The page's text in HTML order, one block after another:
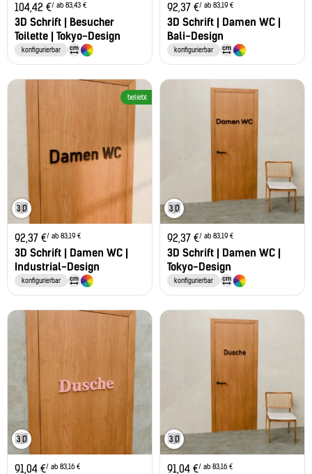
104,42 €/ ab 83,43 €
3D Schrift | Besucher
Toilette | Tokyo-Design
konfigurierbar
92,37 €/ ab 83,19 €
3D Schrift | Damen WC |
Bali-Design
konfigurierbar
beliebt
92,37 €/ ab 83,19 €
3D Schrift | Damen WC |
Industrial-Design
konfigurierbar
92,37 €/ ab 83,19 €
3D Schrift | Damen WC |
Tokyo-Design
konfigurierbar
91,04 €/ ab 83,16 € 91,04 €/ ab 83,16 €